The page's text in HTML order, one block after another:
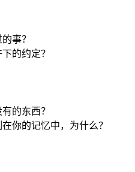
事？
的约定？
的东西？
你的记忆中，为什么？